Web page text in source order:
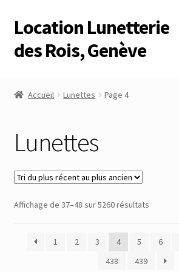
Aller
à
la
Aller
au
contenu
Location Lunetterie
des Rois, Genève
Commande
Compte
Compte
Connexion
Accueil Lunettes Page 4
Lunettes
Affichage de 37–48 sur 5260 résultatsTrié
récent
1 2 3 4 5 6
438
439